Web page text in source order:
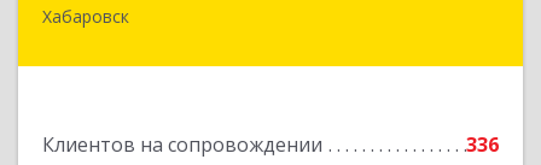
Хабаровск
Клиентов на сопровождении
336
680030, Хабаровский край, Хабаровск г, Ленина